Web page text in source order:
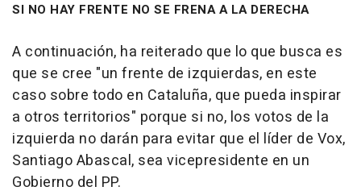
SI NO HAY FRENTE NO SE FRENA A LA DERECHA
A continuación, ha reiterado que lo que busca es
que se cree "un frente de izquierdas, en este
caso sobre todo en Cataluña, que pueda inspirar
a otros territorios" porque si no, los votos de la
izquierda no darán para evitar que el líder de Vox,
Santiago Abascal, sea vicepresidente en un
Gobierno del PP.